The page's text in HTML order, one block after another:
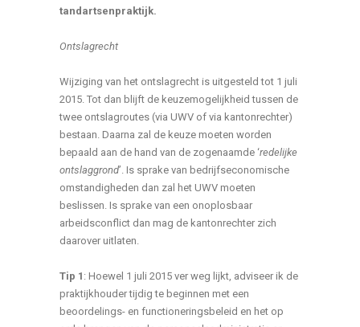
tandartsenpraktijk.
Ontslagrecht
Wijziging van het ontslagrecht is uitgesteld tot 1 juli
2015. Tot dan blijft de keuzemogelijkheid tussen de
twee ontslagroutes (via UWV of via kantonrechter)
bestaan. Daarna zal de keuze moeten worden
bepaald aan de hand van de zogenaamde ‘redelijke
ontslaggrond’. Is sprake van bedrijfseconomische
omstandigheden dan zal het UWV moeten
beslissen. Is sprake van een onoplosbaar
arbeidsconflict dan mag de kantonrechter zich
daarover uitlaten.
Tip 1 : Hoewel 1 juli 2015 ver weg lijkt, adviseer ik de
praktijkhouder tijdig te beginnen met een
beoordelings- en functioneringsbeleid en het op